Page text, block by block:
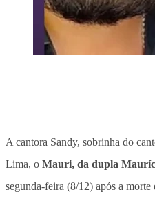
A cantora Sandy, sobrinha do
Lima, o Mauri, da dupla
segunda-feira (8/12) após a